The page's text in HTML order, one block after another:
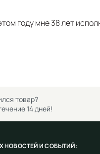
году мне 38 лет
товар?
14 дней!
НОВОСТЕЙ И СОБЫТИЙ: